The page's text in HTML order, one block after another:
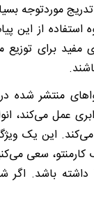
موردتوجه
استفاده از این
برای توزیع
منتشر شده
عمل می‌کند،
این یک
سعی
باشد. اگر